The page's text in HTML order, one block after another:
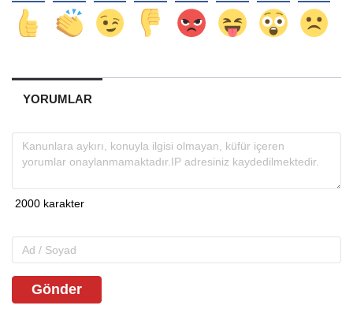
YORUMLAR
Gönder